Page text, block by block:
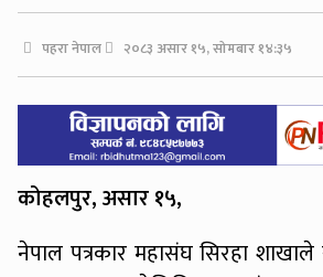
पहरा नेपाल २०८३ असार १५, सोमबार १४:३५
कोहलपुर, असार १५,
नेपाल पत्रकार महासंघ सिरहा